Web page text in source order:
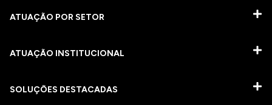
ATUAÇÃO POR SETOR
ATUAÇÃO INSTITUCIONAL
SOLUÇÕES DESTACADAS